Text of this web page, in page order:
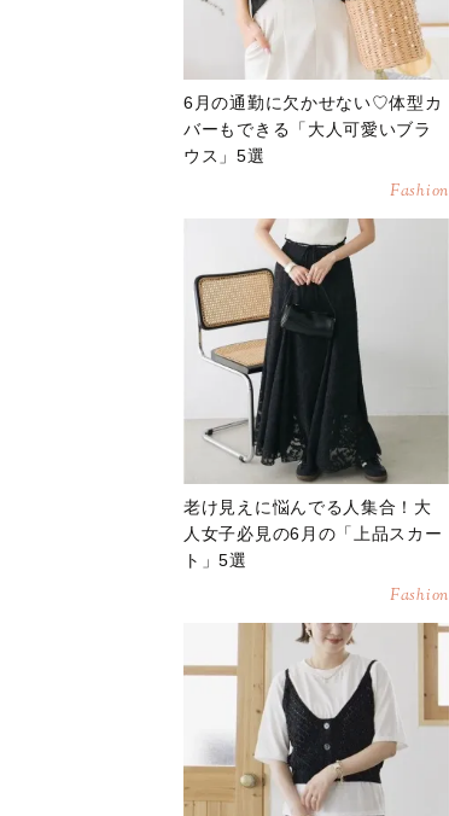
6月の通勤に欠かせない♡体型カ
バーもできる「大人可愛いブラ
ウス」5選
Fashion
老け見えに悩んでる人集合！大
人女子必見の6月の「上品スカー
ト」5選
Fashion